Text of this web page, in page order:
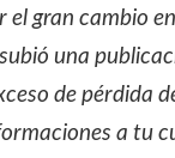
gran cambio
una
de pérdida
a tu